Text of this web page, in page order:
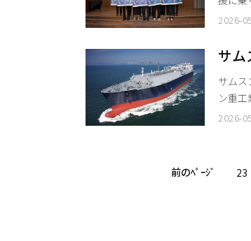
ル中区
で景気
2026-
サ
サムス
ン重
注したと明らかにした。
2026-
前のﾍﾟｰｼﾞ 23